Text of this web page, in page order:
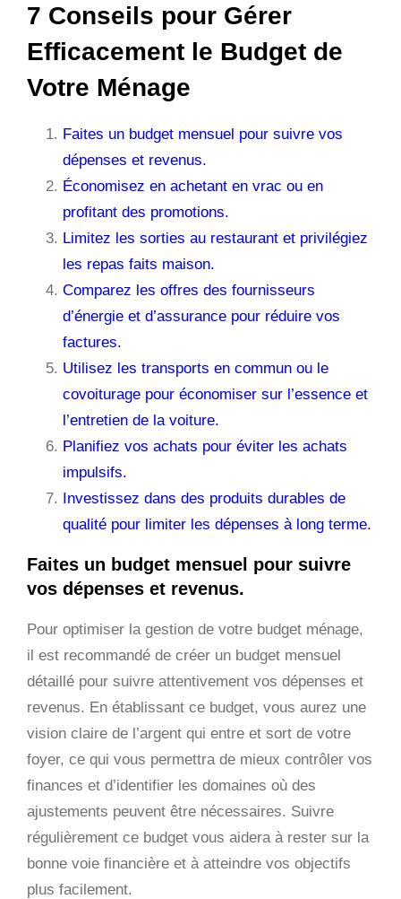
7 Conseils pour Gérer
Efficacement le Budget de
Votre Ménage
Faites un budget mensuel pour suivre vos
dépenses et revenus.
Économisez en achetant en vrac ou en
profitant des promotions.
Limitez les sorties au restaurant et privilégiez
les repas faits maison.
Comparez les offres des fournisseurs
d’énergie et d’assurance pour réduire vos
factures.
Utilisez les transports en commun ou le
covoiturage pour économiser sur l’essence et
l’entretien de la voiture.
Planifiez vos achats pour éviter les achats
impulsifs.
Investissez dans des produits durables de
qualité pour limiter les dépenses à long terme.
Faites un budget mensuel pour suivre
vos dépenses et revenus.
Pour optimiser la gestion de votre budget ménage,
il est recommandé de créer un budget mensuel
détaillé pour suivre attentivement vos dépenses et
revenus. En établissant ce budget, vous aurez une
vision claire de l’argent qui entre et sort de votre
foyer, ce qui vous permettra de mieux contrôler vos
finances et d’identifier les domaines où des
ajustements peuvent être nécessaires. Suivre
régulièrement ce budget vous aidera à rester sur la
bonne voie financière et à atteindre vos objectifs
plus facilement.